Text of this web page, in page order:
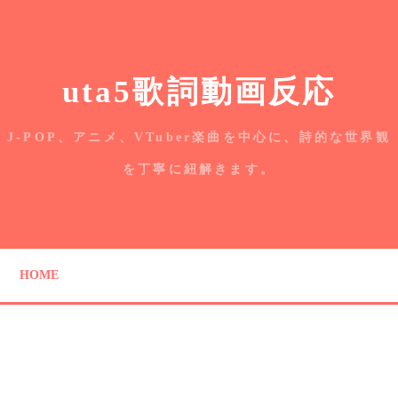
uta5歌詞動画反応
J-POP、アニメ、VTuber楽曲を中心に、詩的な世界観
を丁寧に紐解きます。
HOME